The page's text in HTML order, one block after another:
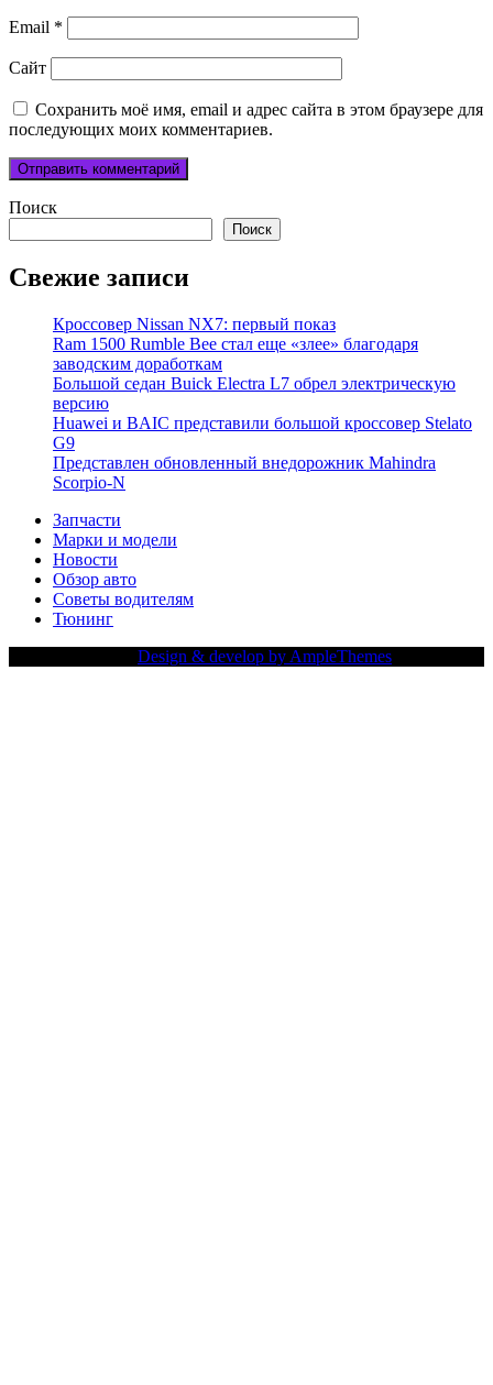
Email *
Сайт
Сохранить моё имя, email и адрес сайта в этом браузере для
последующих моих комментариев.
Поиск
Поиск
Свежие записи
Кроссовер Nissan NX7: первый показ
Ram 1500 Rumble Bee стал еще «злее» благодаря
заводским доработкам
Большой седан Buick Electra L7 обрел электрическую
версию
Huawei и BAIC представили большой кроссовер Stelato
G9
Представлен обновленный внедорожник Mahindra
Scorpio-N
Запчасти
Марки и модели
Новости
Обзор авто
Советы водителям
Тюнинг
Design & develop by AmpleThemes